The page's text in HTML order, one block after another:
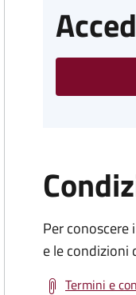
Per
e le condizioni
Termini e